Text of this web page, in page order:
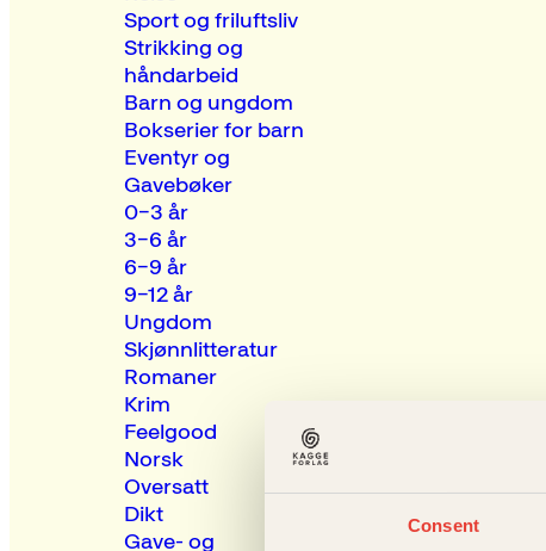
Consent
Sport og friluftsliv
Strikking og
håndarbeid
Barn og ungdom
Bokserier for barn
Eventyr og
Gavebøker
0–3 år
3–6 år
6–9 år
9–12 år
Ungdom
Skjønnlitteratur
Romaner
Krim
Feelgood
Norsk
Oversatt
Dikt
Gave- og